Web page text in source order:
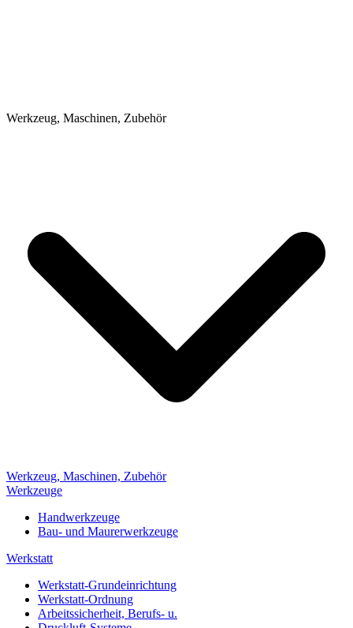
Werkzeug, Maschinen, Zubehör
Werkzeug, Maschinen, Zubehör
Werkzeuge
Handwerkzeuge
Bau- und Maurerwerkzeuge
Werkstatt
Werkstatt-Grundeinrichtung
Werkstatt-Ordnung
Arbeitssicherheit, Berufs- u.